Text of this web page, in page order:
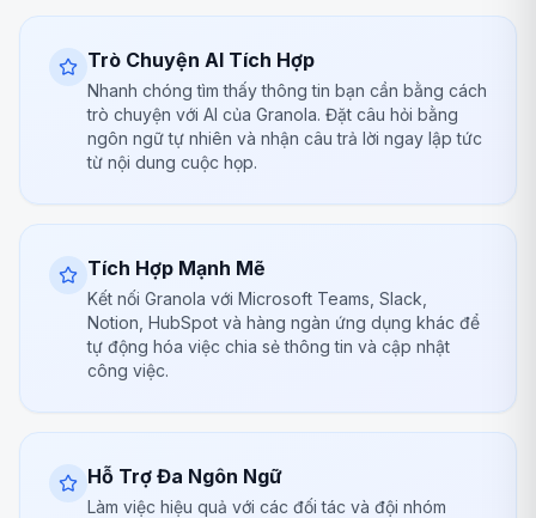
Trò Chuyện AI Tích Hợp
Nhanh chóng tìm thấy thông tin bạn cần bằng cách
trò chuyện với AI của Granola. Đặt câu hỏi bằng
ngôn ngữ tự nhiên và nhận câu trả lời ngay lập tức
từ nội dung cuộc họp.
Tích Hợp Mạnh Mẽ
Kết nối Granola với Microsoft Teams, Slack,
Notion, HubSpot và hàng ngàn ứng dụng khác để
tự động hóa việc chia sẻ thông tin và cập nhật
công việc.
Hỗ Trợ Đa Ngôn Ngữ
Làm việc hiệu quả với các đối tác và đội nhóm